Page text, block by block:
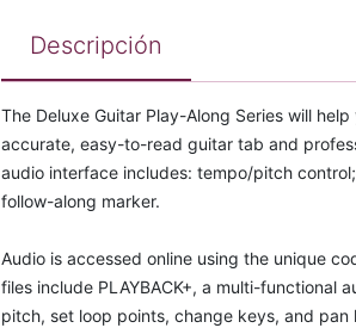
Descripción
The Deluxe Guitar Play-Along Series will
accurate, easy-to-read guitar tab and
audio interface includes: tempo/pitch
follow-along marker.
Audio is accessed online using the unique
files include PLAYBACK+, a multi-functional
pitch, set loop points, change keys, and pan